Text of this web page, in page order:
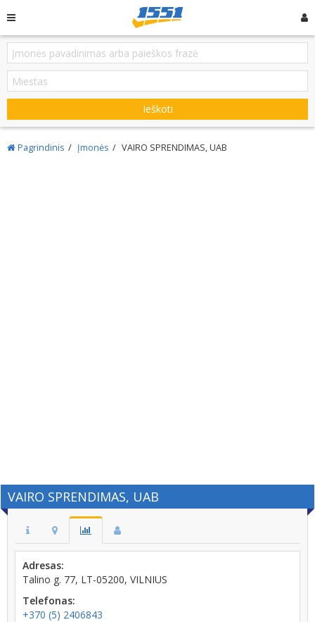
Ieškoti
Pagrindinis Įmonės VAIRO SPRENDIMAS, UAB
VAIRO SPRENDIMAS, UAB
Adresas:
Talino g. 77, LT-05200, VILNIUS
Telefonas:
+370 (5) 2406843